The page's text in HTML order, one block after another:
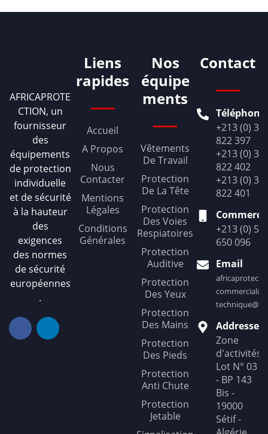
AFRICAPROTE
CTION, un
fournisseur
des
équipements
de protection
individuelle
et de sécurité
à la hauteur
des
exigences
des normes
de sécurité
européennes
.
Liens
rapides
Accueil
A Propos
Nous
Contacter
Mentions
Légales
Conditions
Générales
Nos
équipe
ments
Vêtements
De Travail
Protection
De La Tête
Protection
Des Voies
Respiatoires
Protection
Auditive
Protection
Des Yeux
Protection
Des Mains
Protection
Des Pieds
Protection
Anti Chute
Protection
Jetable
Contact
Téléphone
+213 (0) 36
822 397
+213 (0) 36
822 402
+213 (0) 36
822 401
+213 (0)
650 096
Email
Addresse
Zone
d'activités
Lot N° 03
- BP 143
Bis -
19000
Sétif -